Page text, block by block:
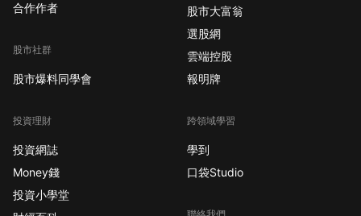
合作作者
股市社群
股市爆料同學會
投資理財
投資網誌
Money錢
投資小學堂
股市大富翁
選股網
雲端控股
報明牌
跨領域學習
學到
口袋Studio